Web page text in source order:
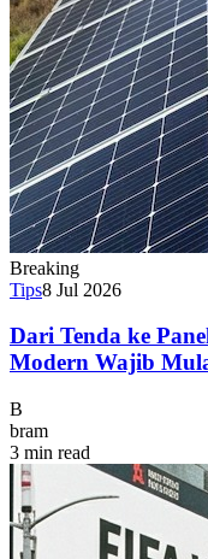
Breaking
Tips8 Jul 2026
Dari Tenda ke
Modern Wajib
B
bram
3 min read